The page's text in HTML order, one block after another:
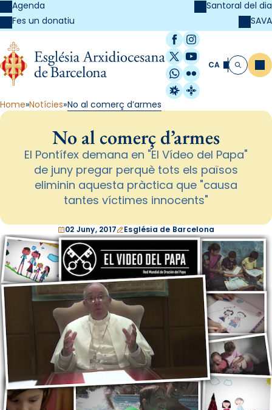
Agenda
Fes un donatiu
Santoral del dia
SAVA
Facebook
Instagram
X / Twitter
YouTube
WhatsApp
Flickr
Radio Estel
Catalunya
CA Cerca
Home Notícies No al comerç d’armes
No al comerç d’armes
El Pontífex demana en "El Vídeo del Papa"
de juny pregar perquè tots els països
eliminin aquesta pràctica que "causa
tantes víctimes innocents"
02 Juny, 2017 Església de Barcelona